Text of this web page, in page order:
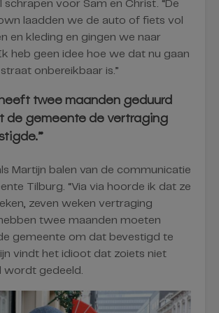
schrapen voor Sam en Christ. “De
laadden we de auto of fiets vol
en kleding en gingen we naar
heb geen idee hoe we dat nu gaan
onbereikbaar is.”
twee maanden geduurd
de gemeente de vertraging
Martijn balen van de communicatie
Tilburg. “Via via hoorde ik dat ze
zeven weken vertraging
twee maanden moeten
gemeente om dat bevestigd te
vindt het idioot dat zoiets niet
wordt gedeeld.